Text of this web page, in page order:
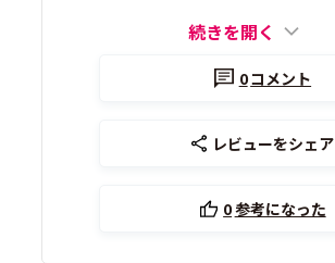
続きを開く
0コメント
レビューをシェア
0参考になった